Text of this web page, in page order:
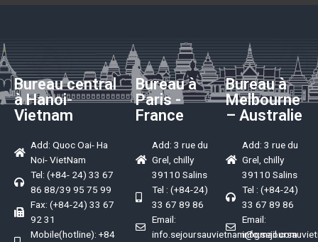
Bureau central
à Hanoi-
Vietnam
Add: Quoc Oai- Ha
Noi- VietNam
Tel: (+84- 24) 33 67
86 88/39 95 75 99
Fax: (+84-24) 33 67
92 31
Mobile(hotline): +84
Bureau à
Paris -
France
Add: 3 rue du
Grel, chilly
39110 Salins
Tel : (+84-24)
33 67 89 86
Email:
info.sejoursauvietnam@gmail.com
Bureau à
Melbourne
– Australie
Add: 3 rue du
Grel, chilly
39110 Salins
Tel : (+84-24)
33 67 89 86
Email: